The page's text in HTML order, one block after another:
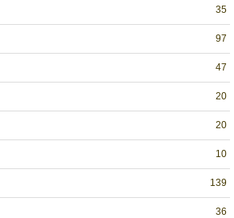
35
97
47
20
20
10
139
36